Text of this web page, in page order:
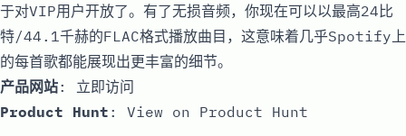
于对VIP用户开放了。有了无损音频，你现在可以以最高24比
特/44.1千赫的FLAC格式播放曲目，这意味着几乎Spotify上
的每首歌都能展现出更丰富的细节。
产品网站: 立即访问
Product Hunt : View on Product Hunt